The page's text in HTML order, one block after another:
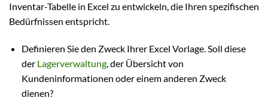
Inventar-Tabelle in Excel zu entwickeln, die Ihren spezifischen
Bedürfnissen entspricht.
Definieren Sie den Zweck Ihrer Excel Vorlage. Soll diese
der Lagerverwaltung, der Übersicht von
Kundeninformationen oder einem anderen Zweck
dienen?